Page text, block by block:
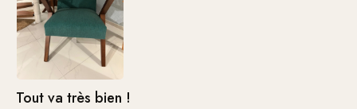
Tout va très bien !